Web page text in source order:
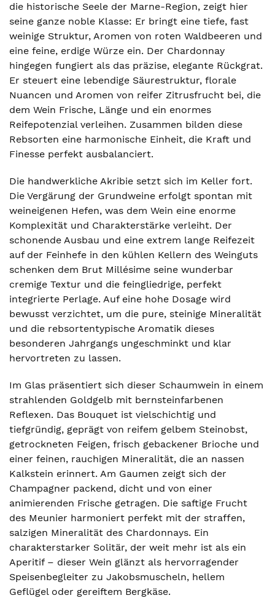
die historische Seele der Marne-Region, zeigt hier
seine ganze noble Klasse: Er bringt eine tiefe, fast
weinige Struktur, Aromen von roten Waldbeeren und
eine feine, erdige Würze ein. Der Chardonnay
hingegen fungiert als das präzise, elegante Rückgrat.
Er steuert eine lebendige Säurestruktur, florale
Nuancen und Aromen von reifer Zitrusfrucht bei, die
dem Wein Frische, Länge und ein enormes
Reifepotenzial verleihen. Zusammen bilden diese
Rebsorten eine harmonische Einheit, die Kraft und
Finesse perfekt ausbalanciert.
Die handwerkliche Akribie setzt sich im Keller fort.
Die Vergärung der Grundweine erfolgt spontan mit
weineigenen Hefen, was dem Wein eine enorme
Komplexität und Charakterstärke verleiht. Der
schonende Ausbau und eine extrem lange Reifezeit
auf der Feinhefe in den kühlen Kellern des Weinguts
schenken dem Brut Millésime seine wunderbar
cremige Textur und die feingliedrige, perfekt
integrierte Perlage. Auf eine hohe Dosage wird
bewusst verzichtet, um die pure, steinige Mineralität
und die rebsortentypische Aromatik dieses
besonderen Jahrgangs ungeschminkt und klar
hervortreten zu lassen.
Im Glas präsentiert sich dieser Schaumwein in einem
strahlenden Goldgelb mit bernsteinfarbenen
Reflexen. Das Bouquet ist vielschichtig und
tiefgründig, geprägt von reifem gelbem Steinobst,
getrockneten Feigen, frisch gebackener Brioche und
einer feinen, rauchigen Mineralität, die an nassen
Kalkstein erinnert. Am Gaumen zeigt sich der
Champagner packend, dicht und von einer
animierenden Frische getragen. Die saftige Frucht
des Meunier harmoniert perfekt mit der straffen,
salzigen Mineralität des Chardonnays. Ein
charakterstarker Solitär, der weit mehr ist als ein
Aperitif – dieser Wein glänzt als hervorragender
Speisenbegleiter zu Jakobsmuscheln, hellem
Geflügel oder gereiftem Bergkäse.